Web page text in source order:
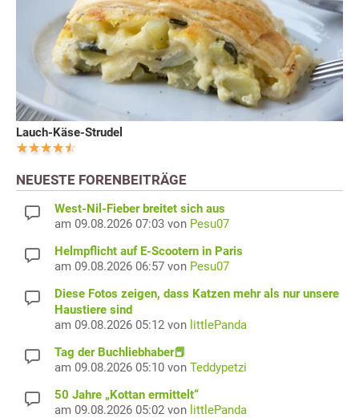
Lauch-Käse-Strudel
NEUESTE FORENBEITRÄGE
West-Nil-Fieber breitet sich aus
am 09.08.2026 07:03 von Pesu07
Helmpflicht auf E-Scootern in Paris
am 09.08.2026 06:57 von Pesu07
Diese Fotos zeigen, dass Katzen mehr als nur unsere
Haustiere sind
am 09.08.2026 05:12 von littlePanda
Tag der Buchliebhaber📕
am 09.08.2026 05:10 von Teddypetzi
50 Jahre „Kottan ermittelt“
am 09.08.2026 05:02 von littlePanda